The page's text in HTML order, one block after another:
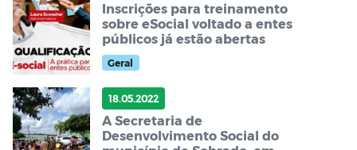
Inscrições para treinamento
sobre eSocial voltado a entes
públicos já estão abertas
Geral
18.05.2022
A Secretaria de
Desenvolvimento Social do